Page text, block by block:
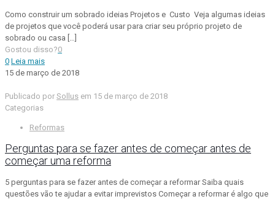
Como construir um sobrado ideias Projetos e Custo Veja algumas ideias
de projetos que você poderá usar para criar seu próprio projeto de
sobrado ou casa […]
Gostou disso?0
0 Leia mais
15 de março de 2018
Publicado por Sollus em 15 de março de 2018
Categorias
Reformas
Perguntas para se fazer antes de começar antes de
começar uma reforma
5 perguntas para se fazer antes de começar a reformar Saiba quais
questões vão te ajudar a evitar imprevistos Começar a reformar é algo que